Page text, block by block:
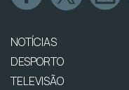
NOTÍCIAS
DESPORTO
TELEVISÃO